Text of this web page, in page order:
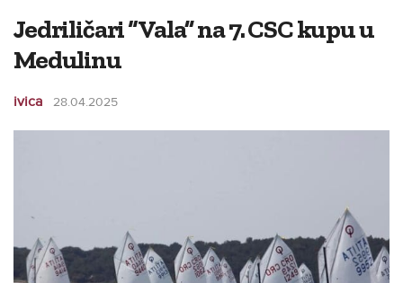
Jedriličari “Vala” na 7. CSC kupu u
Medulinu
ivica 28.04.2025